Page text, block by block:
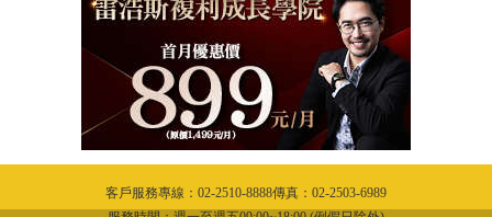
客戶服務專線：02-2510-8888傳真：02-2503-6989